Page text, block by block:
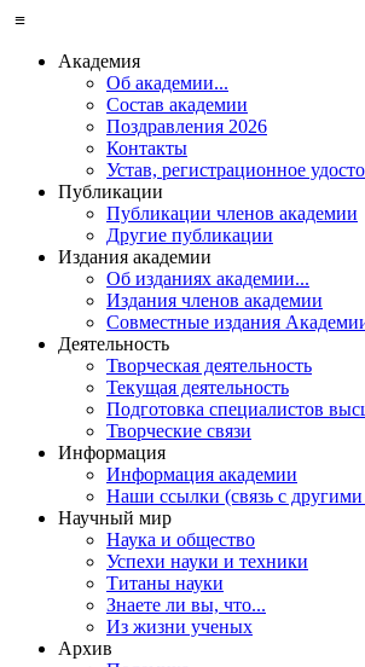
≡
Академия
Об академии...
Состав академии
Поздравления 2026
Контакты
Устав, регистрационное
Публикации
Публикации членов академии
Другие публикации
Издания академии
Об изданиях академии...
Издания членов академии
Совместные издания
Деятельность
Творческая деятельность
Текущая деятельность
Подготовка специалистов
Творческие связи
Информация
Информация академии
Наши ссылки (связь с
Научный мир
Наука и общество
Успехи науки и техники
Титаны науки
Знаете ли вы, что...
Из жизни ученых
Архив